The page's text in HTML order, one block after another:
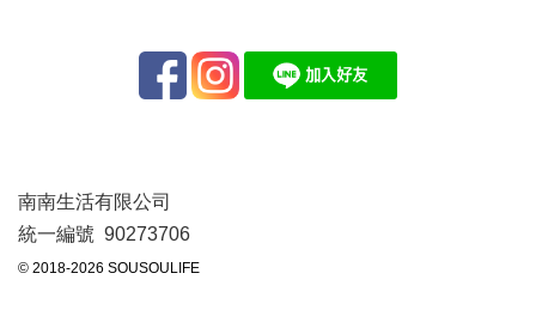
南南生活有限公司
統一編號 90273706
© 2018-2026 SOUSOULIFE